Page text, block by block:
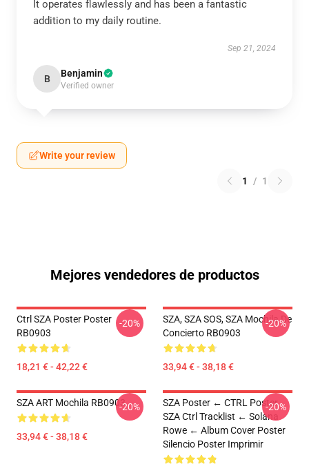
It operates flawlessly and has been a fantastic
addition to my daily routine.
Sep 21, 2024
B Benjamin
Verified owner
Write your review
1 / 1
Mejores vendedores de productos
Ctrl SZA Poster Poster
RB0903
18,21 € - 42,22 €
-20%
SZA, SZA SOS, SZA Mochila De
Concierto RB0903
33,94 € - 38,18 €
-20%
SZA ART Mochila RB0903
33,94 € - 38,18 €
-20%
SZA Poster ← CTRL Poster
SZA Ctrl Tracklist ← Solana
Rowe ← Album Cover Poster
Silencio Poster Imprimir
-20%